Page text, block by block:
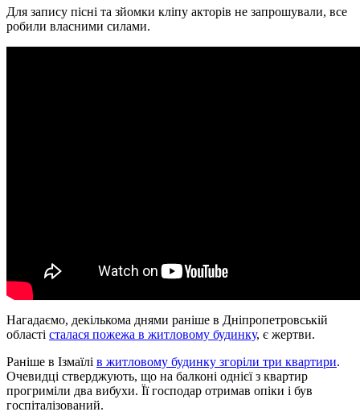
Для запису пісні та зйомки кліпу акторів не запрошували, все
робили власними силами.
Нагадаємо, декількома днями раніше в Дніпропетровській
області сталася пожежа в житловому будинку, є жертви.
Раніше в Ізмаїлі в житловому будинку згоріли три квартири.
Очевидці стверджують, що на балконі однієї з квартир
прогриміли два вибухи. Її господар отримав опіки і був
госпіталізований.